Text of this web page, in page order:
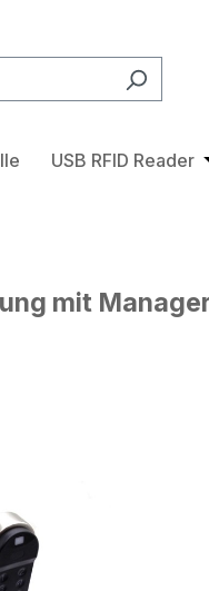
der
USB RFID Reader
mit